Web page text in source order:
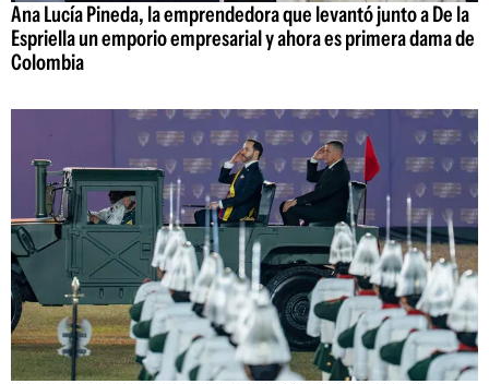
Ana Lucía Pineda, la emprendedora que levantó junto a De la
Espriella un emporio empresarial y ahora es primera dama de
Colombia